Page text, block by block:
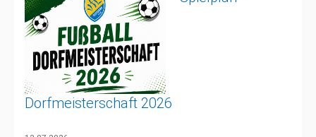
Dorfmeisterschaft 2026